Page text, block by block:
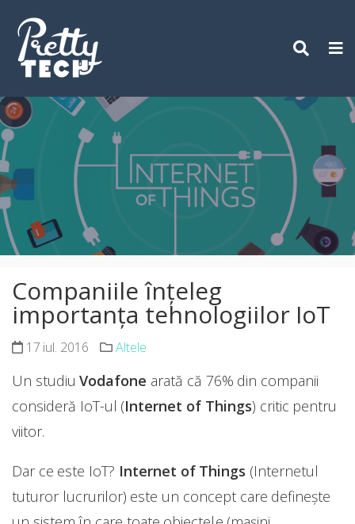
content
Companiile înțeleg
importanța tehnologiilor IoT
17 iul. 2016 Altele
Un studiuVodafone arată că 76% din companii
consideră IoT-ul (Internet of Things) critic pentru
viitor.
Dar ce este IoT? Internet of Things (Internetul
tuturor lucrurilor) este un concept care definește